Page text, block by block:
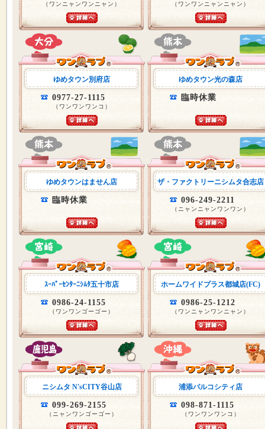
（ワンニャンワンニャン） （ワンワンニャンニャン）
ゆめタウン別府店
0977-27-1115
（ワンワンワンコ）
ゆめタウン光の森店
臨時休業
ゆめタウンはません店
臨時休業
ザ・ファクトリーニシムタ合志店
096-249-2211
（ニャンニャンワンワン）
ｽｰﾊﾟｰｾﾝﾀｰﾆｼﾑﾀ五十市店
0986-24-1155
（ワンワンゴーゴー）
ホームワイドプラス都城店(FC)
0986-25-1212
（ワンニャンワンニャン）
ニシムタ N'sCITY谷山店
099-269-2155
（ニャンワンゴーゴー）
浦添パルコシティ店
098-871-1115
（ワンワンワンコ）